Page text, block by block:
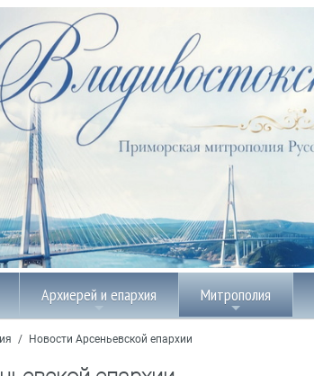
Архиерей и епархия Митрополия
/ Новости Арсеньевской епархии